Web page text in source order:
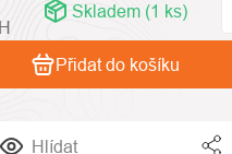
Hlídat
Skladem (1 ks)
Přidat do košíku